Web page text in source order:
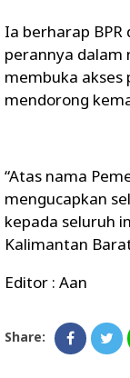
Ia berharap BPR
perannya dalam
membuka akses
mendorong
“Atas nama
mengucapkan
kepada seluruh
Kalimantan
Editor : Aan
Share: